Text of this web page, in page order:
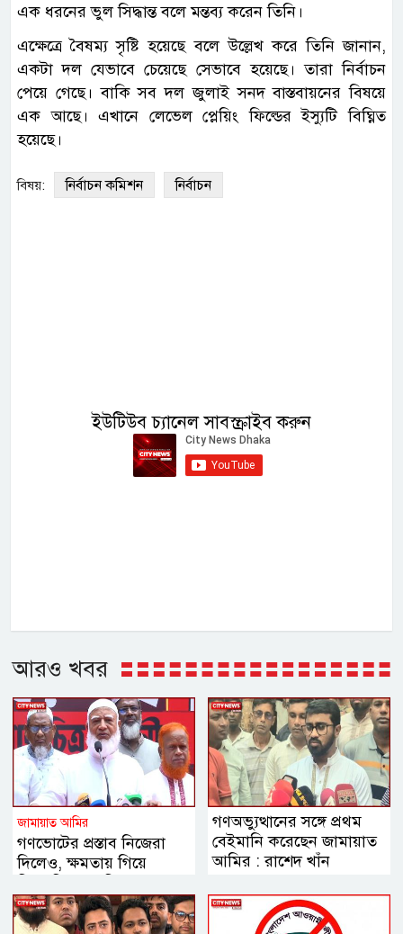
এক ধরনের ভুল সিদ্ধান্ত বলে মন্তব্য করেন তিনি।
এক্ষেত্রে বৈষম্য সৃষ্টি হয়েছে বলে উল্লেখ করে তিনি জানান,
একটা দল যেভাবে চেয়েছে সেভাবে হয়েছে। তারা নির্বাচন
পেয়ে গেছে। বাকি সব দল জুলাই সনদ বাস্তবায়নের বিষয়ে
এক আছে। এখানে লেভেল প্লেয়িং ফিল্ডের ইস্যুটি বিঘ্নিত
হয়েছে।
বিষয়: নির্বাচন কমিশন নির্বাচন
ইউটিউব চ্যানেল সাবস্ক্রাইব করুন
আরও খবর
জামায়াত আমির
গণভোটের প্রস্তাব নিজেরা
দিলেও, ক্ষমতায় গিয়ে
গিয়েছে
গণঅভ্যুত্থানের সঙ্গে প্রথম
বেইমানি করেছেন জামায়াত
আমির : রাশেদ খাঁন